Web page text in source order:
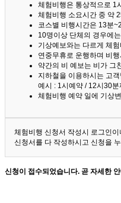
체험비행은 통상적으로 1
체험비행 소요시간 중 약
코스별 비행시간은 13분
10명이상 단체의 경우에
기상예보와는 다르게 체
연중무휴로 운행하며 비
약간의 비 예보는 비가 그
지하철을 이용하시는 고
예시 : 1시예약 / 12시30
체험비행 예약 일에 기상
체험비행 신청서 작성시 로그인
신청서를 다 작성하시고 신청을
신청이 접수되었습니다. 곧 자세한